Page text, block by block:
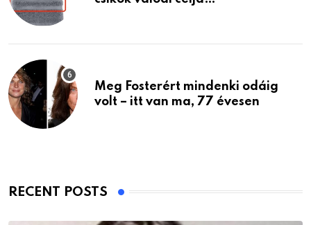
Meg Fosterért mindenki odáig
volt – itt van ma, 77 évesen
RECENT POSTS